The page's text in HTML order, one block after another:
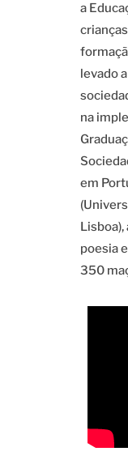
a
levado
na
em
Lisboa),
poesia
350